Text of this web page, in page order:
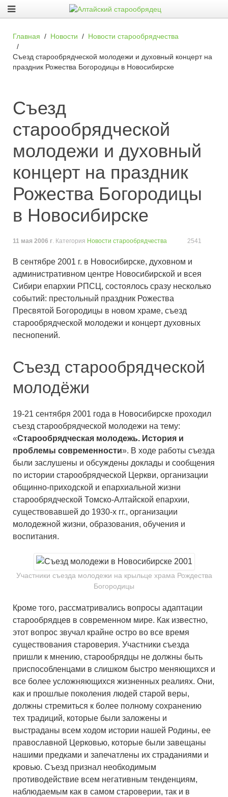
Главная Новости Новости старообрядчества
Съезд старообрядческой молодежи и духовный концерт на
праздник Рожества Богородицы в Новосибирске
Съезд
старообрядческой
молодежи и духовный
концерт на праздник
Рожества Богородицы
в Новосибирске
11 мая 2006 г. Категория Новости старообрядчества 2541
В сентябре 2001 г. в Новосибирске, духовном и
административном центре Новосибирской и всея
Сибири епархии РПСЦ, состоялось сразу несколько
событий: престольный праздник Рожества
Пресвятой Богородицы в новом храме, съезд
старообрядческой молодежи и концерт духовных
песнопений.
Съезд старообрядческой
молодёжи
19-21 сентября 2001 года в Новосибирске проходил
съезд старообрядческой молодежи на тему:
«Старообрядческая молодежь. История и
проблемы современности». В ходе работы съезда
были заслушены и обсуждены доклады и сообщения
по истории старообрядческой Церкви, организации
общинно-приходской и епархиальной жизни
старообрядческой Томско-Алтайской епархии,
существовавшей до 1930-х гг., организации
молодежной жизни, образования, обучения и
воспитания.
Участники съезда молодежи на крыльце храма Рождества
Богородицы
Кроме того, рассматривались вопросы адаптации
старообрядцев в современном мире. Как известно,
этот вопрос звучал крайне остро во все время
существования староверия. Участники съезда
пришли к мнению, старообрядцы не должны быть
приспособленцами в слишком быстро меняющихся и
все более усложняющихся жизненных реалиях. Они,
как и прошлые поколения людей старой веры,
должны стремиться к более полному сохранению
тех традиций, которые были заложены и
выстраданы всем ходом истории нашей Родины, ее
православной Церковью, которые были завещаны
нашими предками и запечатлены их страданиями и
кровью. Съезд признал необходимым
противодействие всем негативным тенденциям,
наблюдаемым как в самом староверии, так и в